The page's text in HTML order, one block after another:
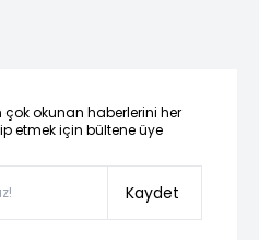
çok okunan haberlerini her
etmek için bültene üye
Kaydet